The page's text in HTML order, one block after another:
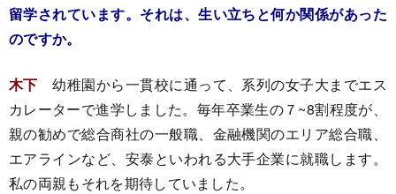
留学されています。それは、生い立ちと何か関係があった
のですか。
木下 幼稚園から一貫校に通って、系列の女子大までエス
カレーターで進学しました。毎年卒業生の７~8割程度が、
親の勧めで総合商社の一般職、金融機関のエリア総合職、
エアラインなど、安泰といわれる大手企業に就職します。
私の両親もそれを期待していました。